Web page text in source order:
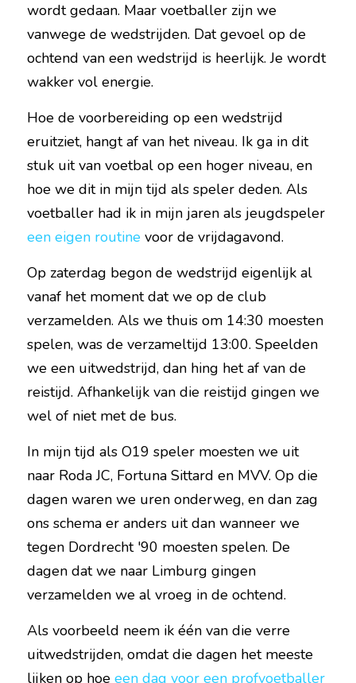
wordt gedaan. Maar voetballer zijn we
vanwege de wedstrijden. Dat gevoel op de
ochtend van een wedstrijd is heerlijk. Je wordt
wakker vol energie.
Hoe de voorbereiding op een wedstrijd
eruitziet, hangt af van het niveau. Ik ga in dit
stuk uit van voetbal op een hoger niveau, en
hoe we dit in mijn tijd als speler deden. Als
een eigen routine voor de vrijdagavond.
Op zaterdag begon de wedstrijd eigenlijk al
vanaf het moment dat we op de club
verzamelden. Als we thuis om 14:30 moesten
spelen, was de verzameltijd 13:00. Speelden
we een uitwedstrijd, dan hing het af van de
reistijd. Afhankelijk van die reistijd gingen we
wel of niet met de bus.
In mijn tijd als O19 speler moesten we uit
naar Roda JC, Fortuna Sittard en MVV. Op die
dagen waren we uren onderweg, en dan zag
ons schema er anders uit dan wanneer we
tegen Dordrecht '90 moesten spelen. De
dagen dat we naar Limburg gingen
verzamelden we al vroeg in de ochtend.
Als voorbeeld neem ik één van die verre
uitwedstrijden, omdat die dagen het meeste
lijken op hoe een dag voor een profvoetballer